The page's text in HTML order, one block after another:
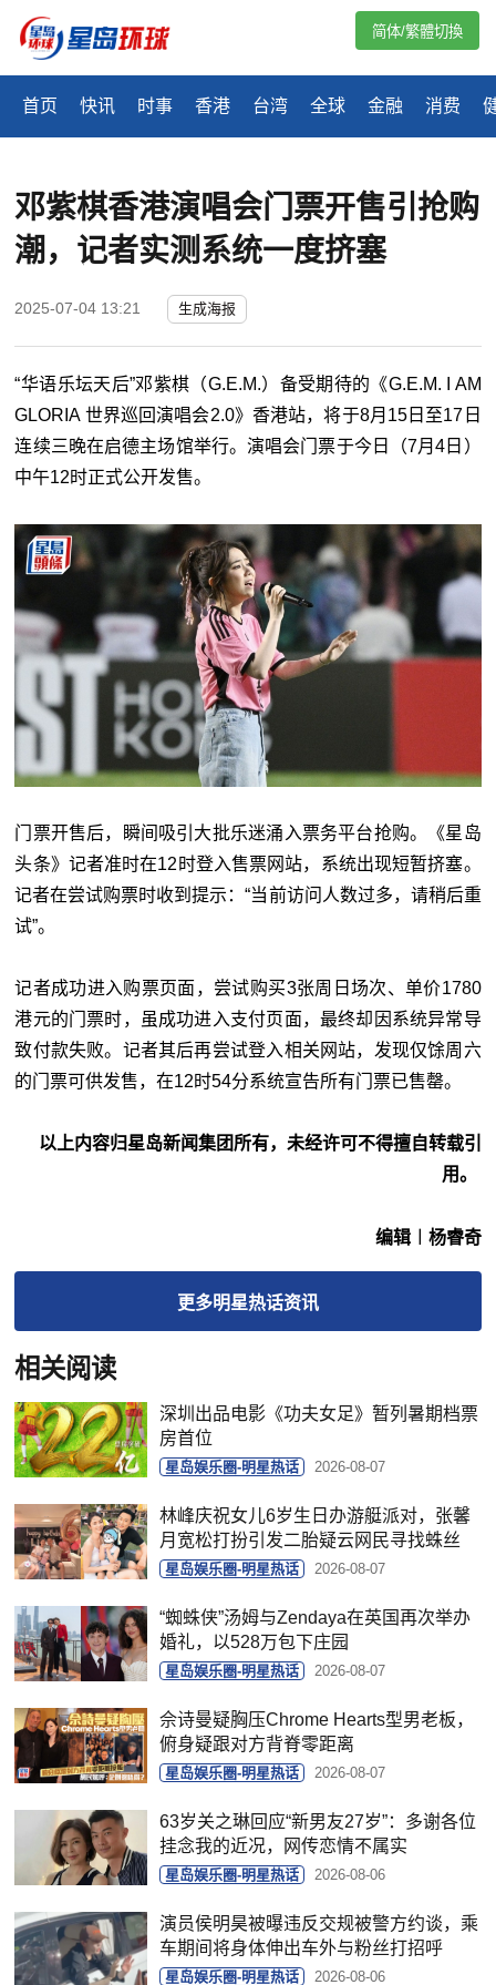
首页 快讯 时事 香港 台湾 全球 金融 消费
简体/繁體切換
邓紫棋香港演唱会门票开售引抢购
潮，记者实测系统一度挤塞
2025-07-04 13:21 生成海报
“华语乐坛天后”邓紫棋（G.E.M.）备受期待的《G.E.M. I AM
GLORIA 世界巡回演唱会2.0》香港站，将于8月15日至17日
连续三晚在启德主场馆举行。演唱会门票于今日（7月4日）
中午12时正式公开发售。
门票开售后，瞬间吸引大批乐迷涌入票务平台抢购。《星岛
头条》记者准时在12时登入售票网站，系统出现短暂挤塞。
记者在尝试购票时收到提示：“当前访问人数过多，请稍后重
试”。
记者成功进入购票页面，尝试购买3张周日场次、单价1780
港元的门票时，虽成功进入支付页面，最终却因系统异常导
致付款失败。记者其后再尝试登入相关网站，发现仅馀周六
的门票可供发售，在12时54分系统宣告所有门票已售罄。
以上内容归星岛新闻集团所有，未经许可不得擅自转载引
用。
编辑︱杨睿奇
更多明星热话资讯
相关阅读
深圳出品电影《功夫女足》暂列暑期档票
房首位
星岛娱乐圈-明星热话 2026-08-07
林峰庆祝女儿6岁生日办游艇派对，张馨
月宽松打扮引发二胎疑云网民寻找蛛丝
星岛娱乐圈-明星热话 2026-08-07
“蜘蛛侠”汤姆与Zendaya在英国再次举办
婚礼，以528万包下庄园
星岛娱乐圈-明星热话 2026-08-07
佘诗曼疑胸压Chrome Hearts型男老板，
俯身疑跟对方背脊零距离
星岛娱乐圈-明星热话 2026-08-07
63岁关之琳回应“新男友27岁”：多谢各位
挂念我的近况，网传恋情不属实
星岛娱乐圈-明星热话 2026-08-06
演员侯明昊被曝违反交规被警方约谈，乘
车期间将身体伸出车外与粉丝打招呼
星岛娱乐圈-明星热话 2026-08-06